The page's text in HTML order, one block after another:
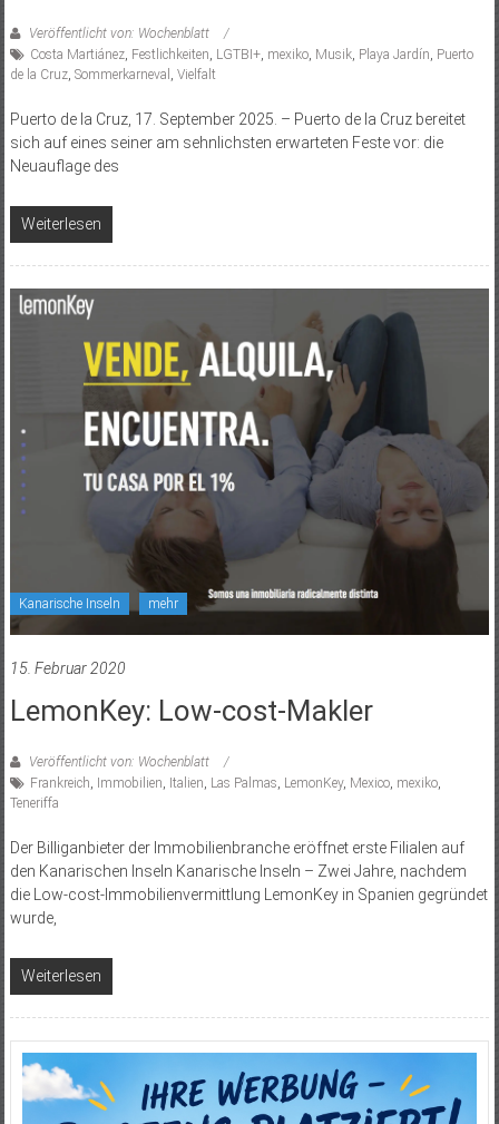
Veröffentlicht von: Wochenblatt
Costa Martiánez, Festlichkeiten, LGTBI+, mexiko, Musik, Playa Jardín, Puerto
de la Cruz, Sommerkarneval , Vielfalt
Puerto de la Cruz, 17. September 2025. – Puerto de la Cruz bereitet
sich auf eines seiner am sehnlichsten erwarteten Feste vor: die
Neuauflage des
Weiterlesen
Kanarische Inseln mehr
15. Februar 2020
LemonKey: Low-cost-Makler
Veröffentlicht von: Wochenblatt
Frankreich Immobilien Italien Las Palmas LemonKey, Mexico, mexiko,
Teneriffa
Der Billiganbieter der Immobilienbranche eröffnet erste Filialen auf
den Kanarischen Inseln Kanarische Inseln – Zwei Jahre, nachdem
die Low-cost-Immobilienvermittlung LemonKey in Spanien gegründet
wur­de,
Weiterlesen